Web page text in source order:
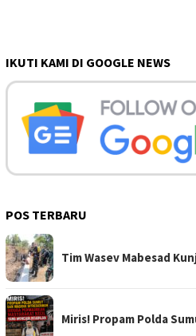
IKUTI KAMI DI GOOGLE NEWS
POS TERBARU
Tim Wasev Mabesad
Miris! Propam Polda